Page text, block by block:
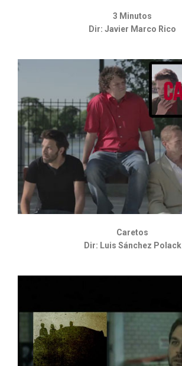
3 Minutos
Dir: Javier Marco Rico
Caretos
Dir: Luis Sánchez Polack